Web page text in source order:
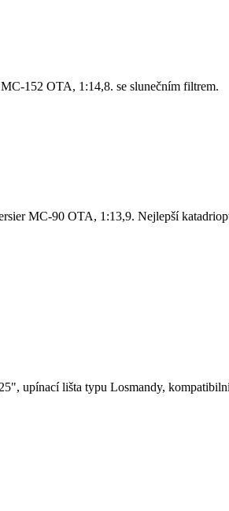
152 OTA, 1:14,8. se slunečním filtrem.
MC-90 OTA, 1:13,9. Nejlepší
upínací lišta typu Losmandy,